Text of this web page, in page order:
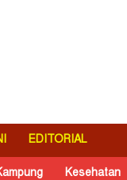
EDITORIAL
Kesehatan